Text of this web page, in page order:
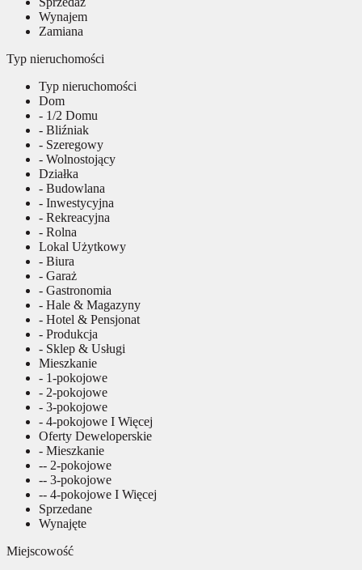
Wynajem
Zamiana
Typ nieruchomości
Typ nieruchomości
Dom
- 1/2 Domu
- Bliźniak
- Szeregowy
- Wolnostojący
Działka
- Budowlana
- Inwestycyjna
- Rekreacyjna
- Rolna
Lokal Użytkowy
- Biura
- Garaż
- Gastronomia
- Hale & Magazyny
- Hotel & Pensjonat
- Produkcja
- Sklep & Usługi
Mieszkanie
- 1-pokojowe
- 2-pokojowe
- 3-pokojowe
- 4-pokojowe I Więcej
Oferty Deweloperskie
- Mieszkanie
-- 2-pokojowe
-- 3-pokojowe
-- 4-pokojowe I Więcej
Sprzedane
Wynajęte
Miejscowość